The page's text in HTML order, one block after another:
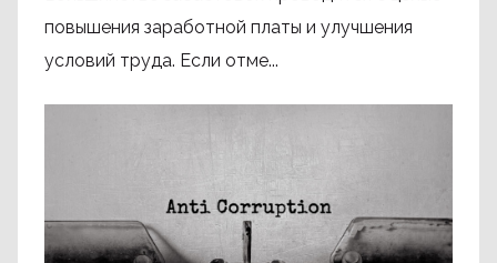
повышения заработной платы и улучшения
условий труда. Если отме...